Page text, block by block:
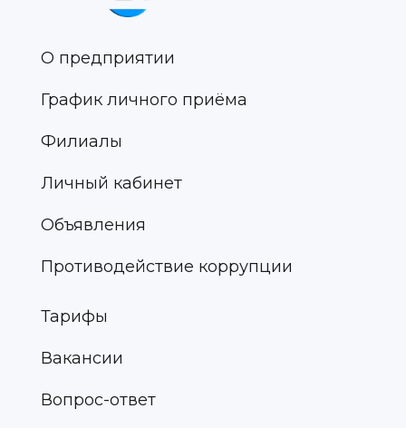
О предприятии
График личного приёма
Филиалы
Личный кабинет
Объявления
Противодействие коррупции
Тарифы
Вакансии
Вопрос-ответ